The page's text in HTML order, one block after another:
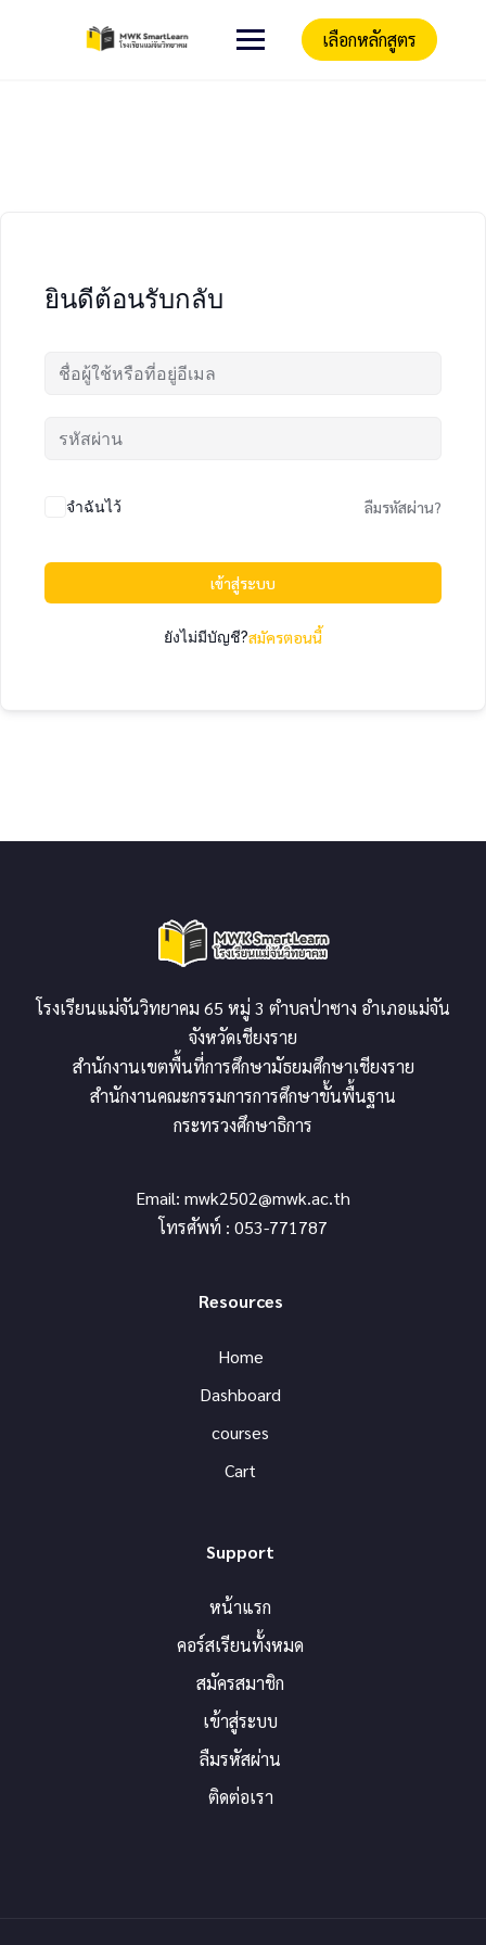
เลือกหลักสูตร
ยินดีต้อนรับกลับ
จำฉันไว้ ลืมรหัสผ่าน?
เข้าสู่ระบบ
ยังไม่มีบัญชี?สมัครตอนนี้
โรงเรียนแม่จันวิทยาคม 65 หมู่ 3 ตำบลป่าซาง อำเภอแม่จัน
จังหวัดเชียงราย
สำนักงานเขตพื้นที่การศึกษามัธยมศึกษาเชียงราย
สำนักงานคณะกรรมการการศึกษาขั้นพื้นฐาน
กระทรวงศึกษาธิการ
Email: mwk2502@mwk.ac.th
โทรศัพท์ : 053-771787
Resources
Home
Dashboard
courses
Cart
Support
หน้าแรก
คอร์สเรียนทั้งหมด
สมัครสมาชิก
เข้าสู่ระบบ
ลืมรหัสผ่าน
ติดต่อเรา